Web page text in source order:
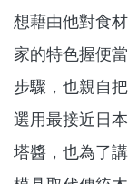
想藉由他對食
家的特色握便
步驟，也親自
選用最接近日
塔醬，也為了